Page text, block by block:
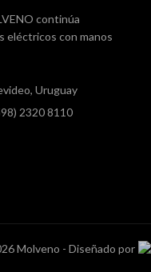
continúa
eléctricos con manos
Uruguay
2320 8110
Molveno - Diseñado por